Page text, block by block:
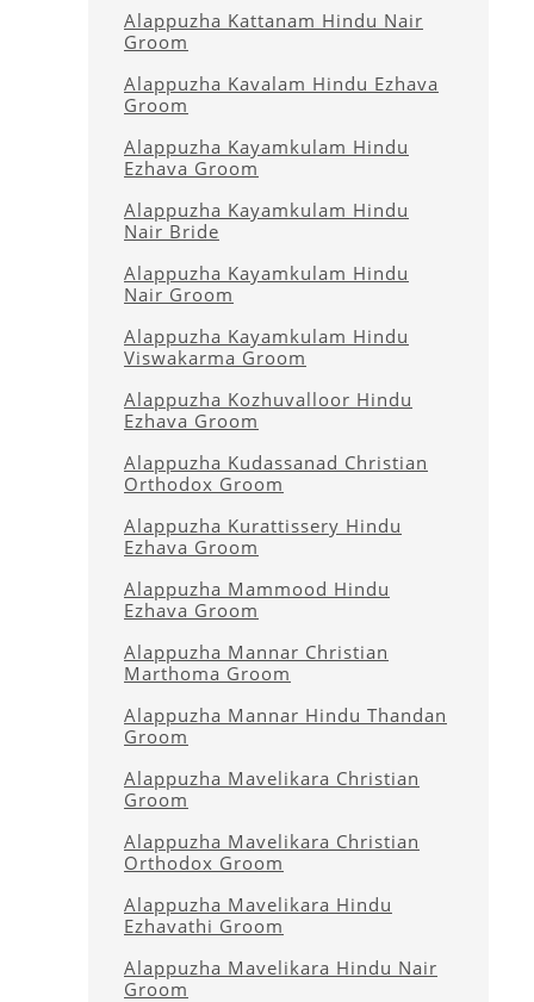
Alappuzha Kattanam Hindu Nair
Groom
Alappuzha Kavalam Hindu Ezhava
Groom
Alappuzha Kayamkulam Hindu
Ezhava Groom
Alappuzha Kayamkulam Hindu
Nair Bride
Alappuzha Kayamkulam Hindu
Nair Groom
Alappuzha Kayamkulam Hindu
Viswakarma Groom
Alappuzha Kozhuvalloor Hindu
Ezhava Groom
Alappuzha Kudassanad Christian
Orthodox Groom
Alappuzha Kurattissery Hindu
Ezhava Groom
Alappuzha Mammood Hindu
Ezhava Groom
Alappuzha Mannar Christian
Marthoma Groom
Alappuzha Mannar Hindu Thandan
Groom
Alappuzha Mavelikara Christian
Groom
Alappuzha Mavelikara Christian
Orthodox Groom
Alappuzha Mavelikara Hindu
Ezhavathi Groom
Alappuzha Mavelikara Hindu Nair
Groom